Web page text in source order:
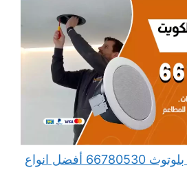
فني سماعات سقف بلوتوث 66780530 أفضل انواع